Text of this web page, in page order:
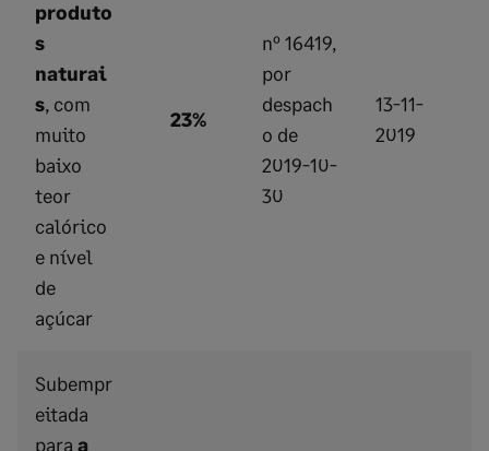
produto
s
naturai
s, com
muito
baixo
teor
calórico
e nível
de
açúcar
23%
nº 16419,
por
despach
o de
2019-10-
30
13-11-
2019
Subempr
eitada
para a